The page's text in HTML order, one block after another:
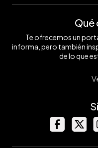
Qué
Te ofrecemos un
informa, pero también
de lo que